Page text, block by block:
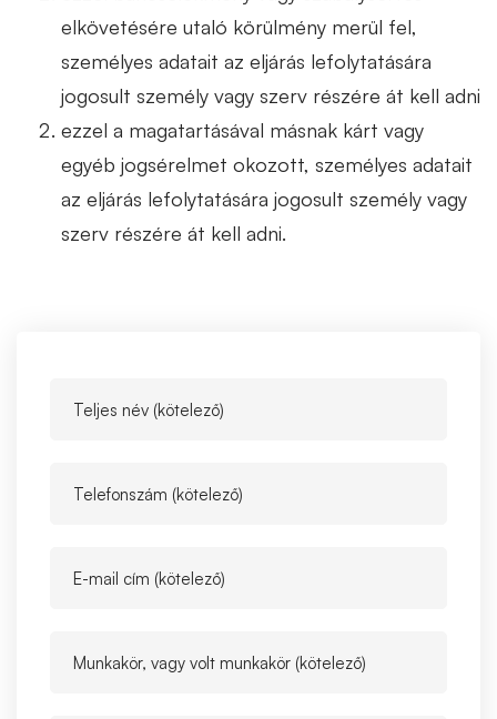
elkövetésére utaló körülmény merül fel,
személyes adatait az eljárás lefolytatására
jogosult személy vagy szerv részére át kell adni
ezzel a magatartásával másnak kárt vagy
egyéb jogsérelmet okozott, személyes adatait
az eljárás lefolytatására jogosult személy vagy
szerv részére át kell adni.